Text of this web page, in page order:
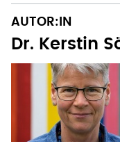
AUTOR:IN
Dr. Kerstin